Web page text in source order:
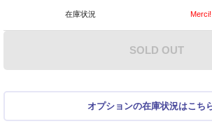
在庫状況
SOLD OUT
オプションの在庫状況はこち